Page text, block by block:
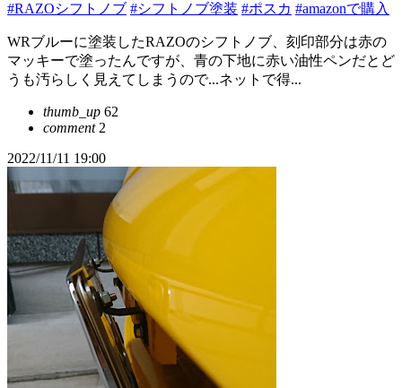
#RAZOシフトノブ #シフトノブ塗装 #ポスカ #amazonで購入
WRブルーに塗装したRAZOのシフトノブ、刻印部分は赤の
マッキーで塗ったんですが、青の下地に赤い油性ペンだとど
うも汚らしく見えてしまうので...ネットで得...
thumb_up 62
comment2
2022/11/11 19:00